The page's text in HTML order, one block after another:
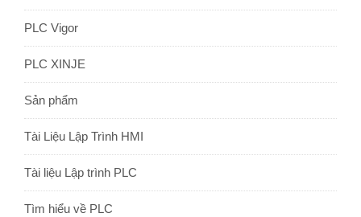
PLC Vigor
PLC XINJE
Sản phẩm
Tài Liệu Lập Trình HMI
Tài liệu Lập trình PLC
Tìm hiểu về PLC